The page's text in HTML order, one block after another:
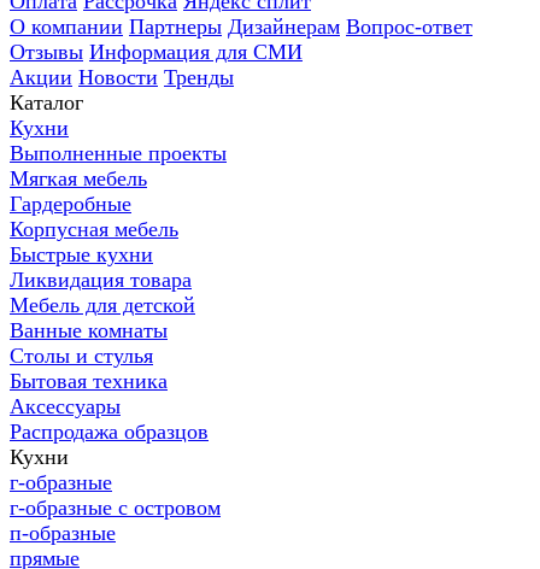
О компании Партнеры Дизайнерам Вопрос-ответ
Отзывы Информация для СМИ
Акции Новости Тренды
Каталог
Кухни
Выполненные проекты
Мягкая мебель
Гардеробные
Корпусная мебель
Быстрые кухни
Ликвидация товара
Мебель для детской
Ванные комнаты
Столы и стулья
Бытовая техника
Аксессуары
Распродажа образцов
Кухни
г-образные
г-образные с островом
п-образные
прямые